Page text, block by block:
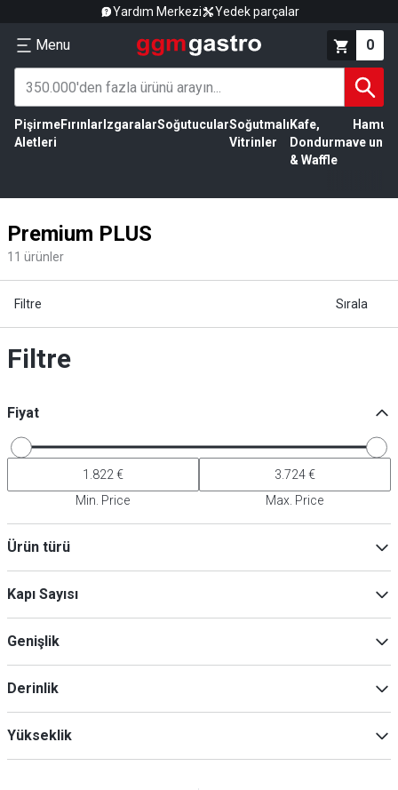
Yardım Merkezi Yedek parçalar
Menu 0
Pişirme
Aletleri
Fırınlar IzgaralarSoğutucularSoğutmalı
Vitrinler
Kafe,
Dondurma
& Waffle
Hamur
ve un
Premium PLUS
11 ürünler
Filtre Sırala
Filtre
Fiyat
Min. Price Max. Price
Ürün türü
Bar/İçecek Soğutucuları
Kapı Sayısı
3(4)
Genişlik
Derinlik
Yükseklik